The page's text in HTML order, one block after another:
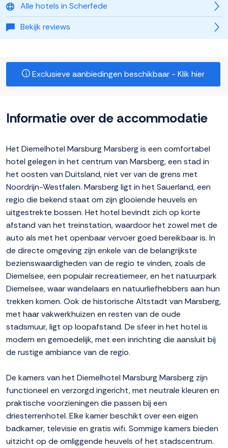
Alle hotels in Scherfede
Bekijk reviews
Exclusieve aanbiedingen beschikbaar - Klik hier
Informatie over de accommodatie
Het Diemelhotel Marsburg Marsberg is een comfortabel
hotel gelegen in het centrum van Marsberg, een stad in
het oosten van Duitsland, niet ver van de grens met
Noordrijn-Westfalen. Marsberg ligt in het Sauerland, een
regio die bekend staat om zijn glooiende heuvels en
uitgestrekte bossen. Het hotel bevindt zich op korte
afstand van het treinstation, waardoor het zowel met de
auto als met het openbaar vervoer goed bereikbaar is. In
de directe omgeving zijn enkele van de belangrijkste
bezienswaardigheden van de regio te vinden, zoals de
Diemelsee, een populair recreatiemeer, en het natuurpark
Diemelsee, waar wandelaars en natuurliefhebbers aan hun
trekken komen. Ook de historische Altstadt van Marsberg,
met haar vakwerkhuizen en resten van de oude
stadsmuur, ligt op loopafstand. De sfeer in het hotel is
modern en gemoedelijk, met een inrichting die aansluit bij
de rustige ambiance van de regio.
De kamers van het Diemelhotel Marsburg Marsberg zijn
functioneel en verzorgd ingericht, met neutrale kleuren en
praktische voorzieningen die passen bij een
driesterrenhotel. Elke kamer beschikt over een eigen
badkamer, televisie en gratis wifi. Sommige kamers bieden
uitzicht op de omliggende heuvels of het stadscentrum.